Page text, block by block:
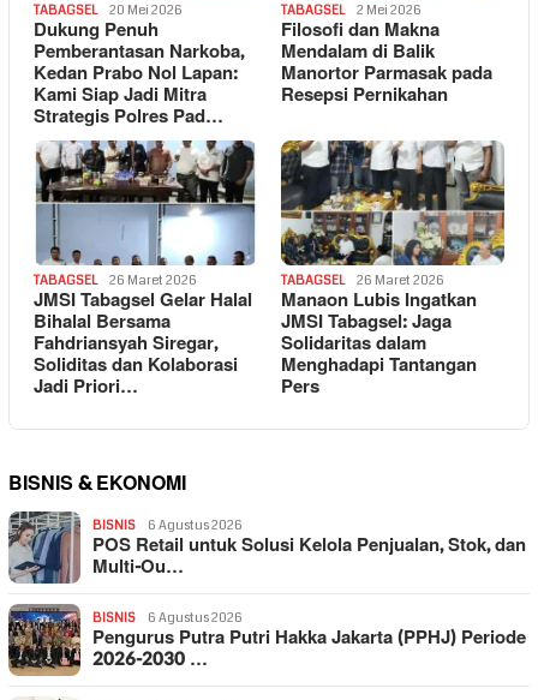
TABAGSEL 20 Mei 2026
Dukung Penuh
Pemberantasan Narkoba,
Kedan Prabo Nol Lapan:
Kami Siap Jadi Mitra
Strategis Polres Pad…
TABAGSEL 2 Mei 2026
Filosofi dan Makna
Mendalam di Balik
Manortor Parmasak pada
Resepsi Pernikahan
TABAGSEL 26 Maret 2026
JMSI Tabagsel Gelar Halal
Bihalal Bersama
Fahdriansyah Siregar,
Soliditas dan Kolaborasi
Jadi Priori…
TABAGSEL 26 Maret 2026
Manaon Lubis Ingatkan
JMSI Tabagsel: Jaga
Solidaritas dalam
Menghadapi Tantangan
Pers
BISNIS & EKONOMI
BISNIS 6 Agustus 2026
POS Retail untuk Solusi Kelola Penjualan, Stok, dan
Multi-Ou…
BISNIS 6 Agustus 2026
Pengurus Putra Putri Hakka Jakarta (PPHJ) Periode
2026-2030 …